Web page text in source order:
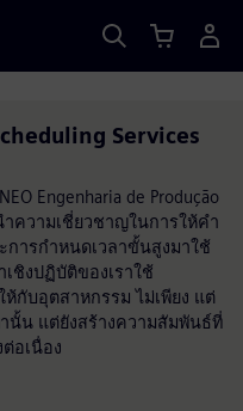
Services
Engenharia de Produção
ความเชี่ยวชาญในการให้คำ
ารกำหนดเวลาขั้นสูงมาใช้
ชิงปฏิบัติของเราใช้
กับอุตสาหกรรม ไม่เพียง แต่
นั้น แต่ยังสร้างความสัมพันธ์ที่
อเนื่อง